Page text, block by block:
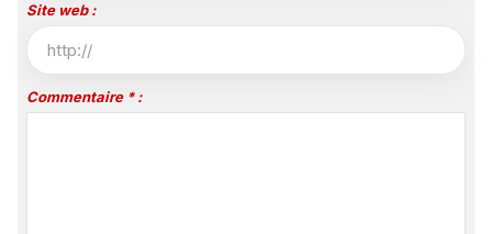
Site web :
Commentaire * :